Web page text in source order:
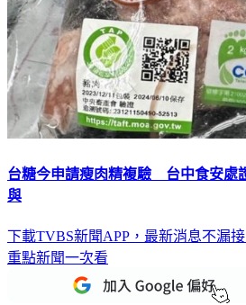
台糖今申請瘦肉精複驗 台中食安處
與
下載TVBS新聞APP，最新消息不漏接
重點新聞一次看